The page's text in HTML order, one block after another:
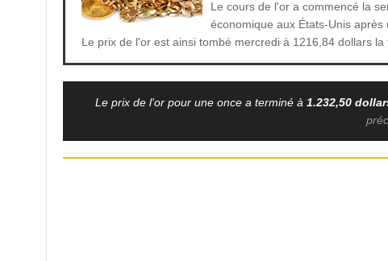
Le cours de l'or a commencé la
économique aux États-Unis
Le prix de l'or est ainsi tombé mercredi à 1216,84 dollars
Le prix de l'or pour une once a terminé à1.232,50